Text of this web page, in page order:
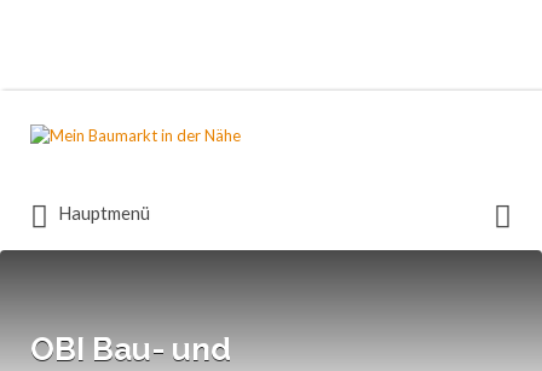
nach:
Hauptmenü
nach:
OBI Bau- und